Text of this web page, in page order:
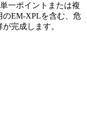
一ポイントまたは複
EM-XPLを含む、危
完成します。